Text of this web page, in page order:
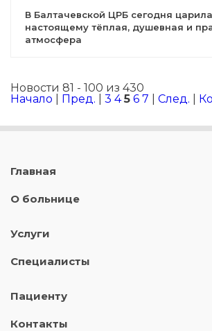
В Балтачевской ЦРБ сегодня
настоящему тёплая, душевная и
атмосфера
Новости 81 - 100 из 430
Начало
Пред. 3 4 5 6 7 След.
Главная
О больнице
Услуги
Специалисты
Пациенту
Контакты